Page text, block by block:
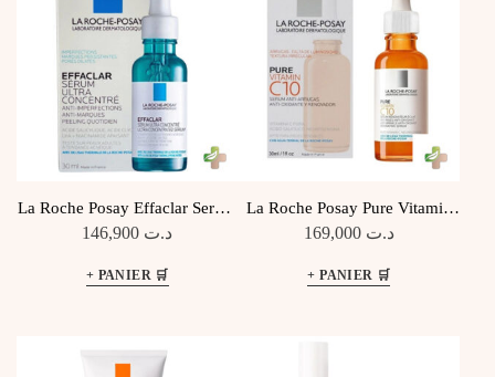
La Roche Posay Effaclar Serum
Visage Anti Imperfections 30Ml
د.ت
La Roche Posay Pure Vitamin
C10 Serum A La Vitamine C
د.ت 169,000